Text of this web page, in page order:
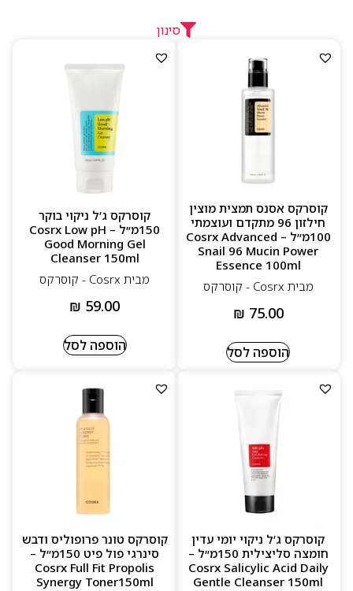
שעובדים על שיפור מרקם, הפחתת אדמומיות, טיפול
בפצעונים, טשטוש כתמים ושיקום מחסום העור.
ליין המוצרים כולל סרומים פעילים, ג’ל ניקוי, טונרים, לחויות
קלילות, מסכות טיפוליות ומוצרים ייעודיים לעור שמן, רגיש או
— טיפוח אפקטיבי בלי סיבוכים.
פורמולות נקיות ויעילות המבוססות על רכיבים פעילים
תוצאות מוכחות בשיפור מרקם, פצעונים ואדמומיות
סינון
קוסרקס אסנס תמצית מוצין
חילזון 96 מתקדם ועוצמתי
100מ״ל – Cosrx Advanced
Snail 96 Mucin Power
Essence 100ml
מבית Cosrx - קוסרקס
₪ 75.00
הוספה לסל
קוסרקס ג’ל ניקוי בוקר
150מ״ל – Cosrx Low pH
Good Morning Gel
Cleanser 150ml
מבית Cosrx - קוסרקס
₪ 59.00
הוספה לסל
קוסרקס ג’ל ניקוי יומי עדין
חומצה סליצילית 150מ״ל –
Cosrx Salicylic Acid Daily
Gentle Cleanser 150ml
קוסרקס טונר פרופוליס ודבש
סינרגי פול פיט 150מ״ל –
Cosrx Full Fit Propolis
Synergy Toner150ml